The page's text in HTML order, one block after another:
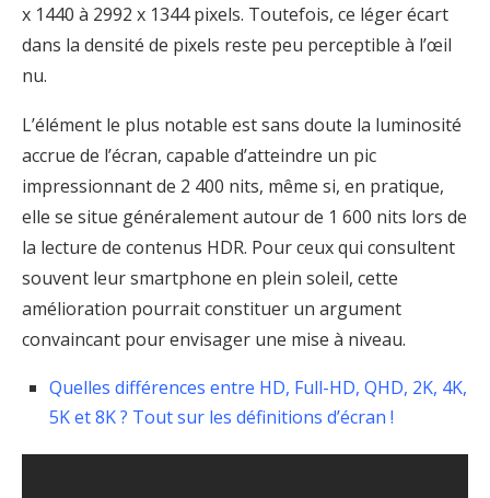
x 1440 à 2992 x 1344 pixels. Toutefois, ce léger écart
dans la densité de pixels reste peu perceptible à l’œil
nu.
L’élément le plus notable est sans doute la luminosité
accrue de l’écran, capable d’atteindre un pic
impressionnant de 2 400 nits, même si, en pratique,
elle se situe généralement autour de 1 600 nits lors de
la lecture de contenus HDR. Pour ceux qui consultent
souvent leur smartphone en plein soleil, cette
amélioration pourrait constituer un argument
convaincant pour envisager une mise à niveau.
Quelles différences entre HD, Full-HD, QHD, 2K, 4K,
5K et 8K ? Tout sur les définitions d’écran !